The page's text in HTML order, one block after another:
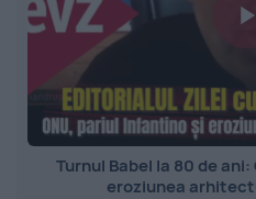
Turnul Babel la 80 de
eroziunea